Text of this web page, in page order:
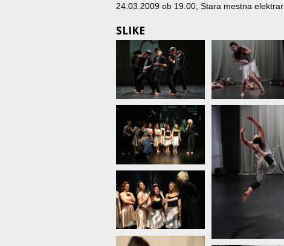
24.03.2009 ob 19.00 , Stara mestna
SLIKE